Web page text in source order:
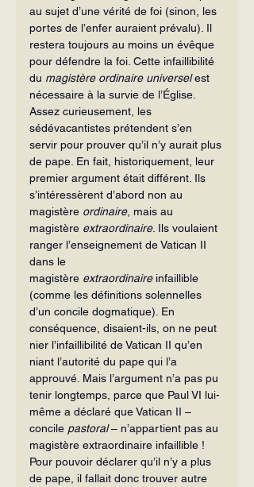
au sujet d’une vérité de foi (sinon, les
portes de l’enfer auraient prévalu). Il
restera toujours au moins un évêque
pour défendre la foi. Cette infaillibilité
du magistère ordinaire universel est
nécessaire à la survie de l’Église.
Assez curieusement, les
sédévacantistes prétendent s’en
servir pour prouver qu’il n’y aurait plus
de pape. En fait, historiquement, leur
premier argument était différent. Ils
s’intéressèrent d’abord non au
magistère ordinaire, mais au
magistère extraordinaire. Ils voulaient
ranger l’enseignement de Vatican II
dans le
magistère extraordinaire infaillible
(comme les définitions solennelles
d’un concile dogmatique). En
conséquence, disaient-ils, on ne peut
nier l’infaillibilité de Vatican II qu’en
niant l’autorité du pape qui l’a
approuvé. Mais l’argument n’a pas pu
tenir longtemps, parce que Paul VI lui-
même a déclaré que Vatican II –
concile pastoral – n’appartient pas au
magistère extraordinaire infaillible !
Pour pouvoir déclarer qu’il n’y a plus
de pape, il fallait donc trouver autre